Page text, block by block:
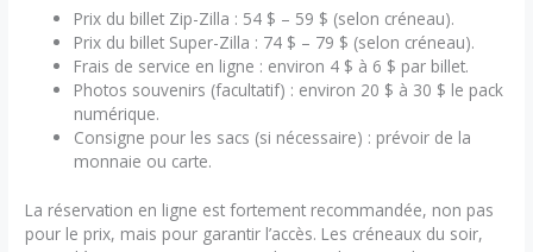
Prix du billet Zip-Zilla : 54 $ – 59 $ (selon créneau).
Prix du billet Super-Zilla : 74 $ – 79 $ (selon créneau).
Frais de service en ligne : environ 4 $ à 6 $ par billet.
Photos souvenirs (facultatif) : environ 20 $ à 30 $ le pack
numérique.
Consigne pour les sacs (si nécessaire) : prévoir de la
monnaie ou carte.
La réservation en ligne est fortement recommandée, non pas
pour le prix, mais pour garantir l’accès. Les créneaux du soir,